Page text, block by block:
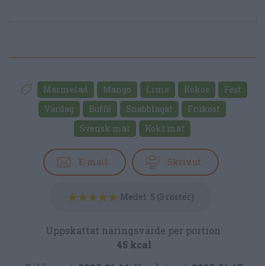
Marmelad Mango Lime Kokos
Fest
Vardag
Buffé Snabblagat
Frukost
Svensk mat
Kokt mat
E-mail Skriv ut
Medel: 5 (3 röster)
Uppskattat näringsvärde per portion:
45 kcal